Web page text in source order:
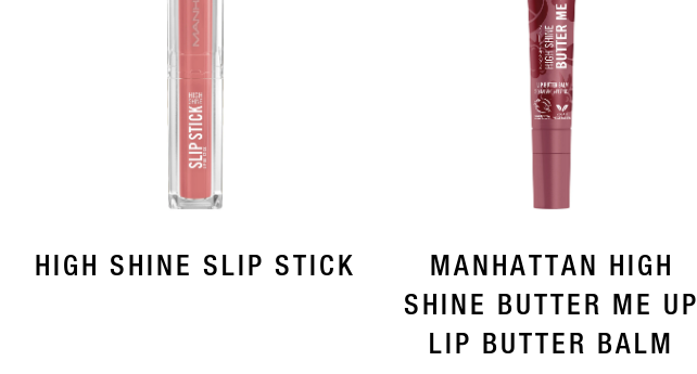
HIGH SHINE SLIP STICK
MANHATTAN HIGH
SHINE BUTTER ME UP
LIP BUTTER BALM